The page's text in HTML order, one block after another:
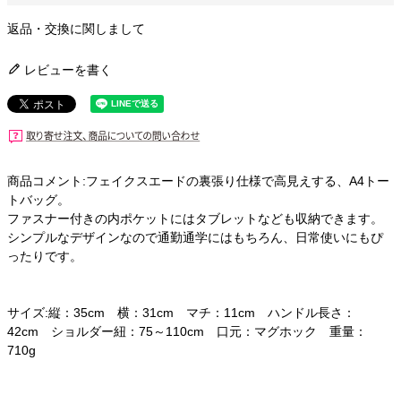
返品・交換に関しまして
レビューを書く
商品コメント:フェイクスエードの裏張り仕様で高見えする、A4トー
トバッグ。
ファスナー付きの内ポケットにはタブレットなども収納できます。
シンプルなデザインなので通勤通学にはもちろん、日常使いにもぴ
ったりです。
サイズ:縦：35cm 横：31cm マチ：11cm ハンドル長さ：
42cm ショルダー紐：75～110cm 口元：マグホック 重量：
710g